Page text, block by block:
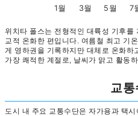
1월 3월 5월 7
위치타 폴스는 전형적인 대륙성 기후를
교적 온화한 편입니다. 여름철 최고 기
게 영하권을 기록하지만 대체로 온화하
가장 쾌적한 계절로, 날씨가 맑고 활동
교
도시 내 주요 교통수단은 자가용과 택